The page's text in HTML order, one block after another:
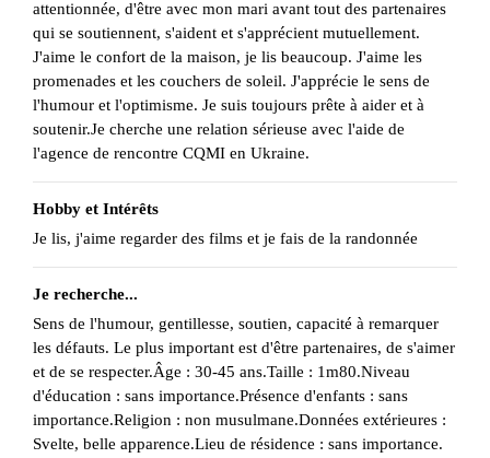
attentionnée, d'être avec mon mari avant tout des partenaires
qui se soutiennent, s'aident et s'apprécient mutuellement.
J'aime le confort de la maison, je lis beaucoup. J'aime les
promenades et les couchers de soleil. J'apprécie le sens de
l'humour et l'optimisme. Je suis toujours prête à aider et à
soutenir.Je cherche une relation sérieuse avec l'aide de
l'agence de rencontre CQMI en Ukraine.
Hobby et Intérêts
Je lis, j'aime regarder des films et je fais de la randonnée
Je recherche...
Sens de l'humour, gentillesse, soutien, capacité à remarquer
les défauts. Le plus important est d'être partenaires, de s'aimer
et de se respecter.Âge : 30-45 ans.Taille : 1m80.Niveau
d'éducation : sans importance.Présence d'enfants : sans
importance.Religion : non musulmane.Données extérieures :
Svelte, belle apparence.Lieu de résidence : sans importance.